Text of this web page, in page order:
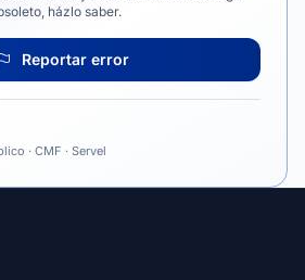
házlo saber.
Reportar error
· CMF · Servel